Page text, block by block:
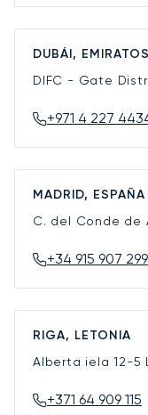
DUBÁI,
DIFC - Gate
+971 4 227
MADRID, ESPAÑA
C. del Conde de
+34 915 907 299
RIGA, LETONIA
Alberta iela 12-5
+371 64 909 115